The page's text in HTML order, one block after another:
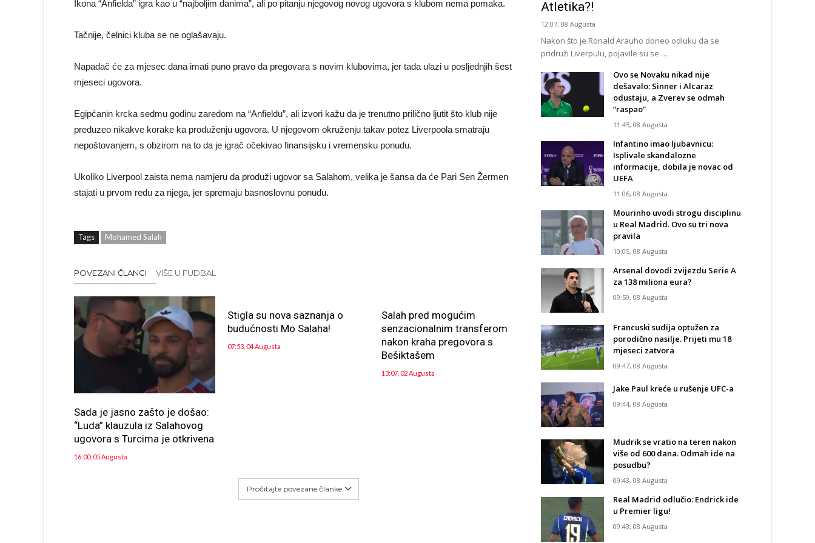
Ikona “Anfielda” igra kao u “najboljim danima”, ali po pitanju njegovog novog ugovora s klubom nema pomaka.
Tačnije, čelnici kluba se ne oglašavaju.
Napadač će za mjesec dana imati puno pravo da pregovara s novim klubovima, jer tada ulazi u posljednjih šest
mjeseci ugovora.
Egipćanin krcka sedmu godinu zaredom na “Anfieldu”, ali izvori kažu da je trenutno prilično ljutit što klub nije
preduzeo nikakve korake ka produženju ugovora. U njegovom okruženju takav potez Liverpoola smatraju
nepoštovanjem, s obzirom na to da je igrač očekivao finansijsku i vremensku ponudu.
Ukoliko Liverpool zaista nema namjeru da produži ugovor sa Salahom, velika je šansa da će Pari Sen Žermen
stajati u prvom redu za njega, jer spremaju basnoslovnu ponudu.
Tags Mohamed Salah
POVEZANI ČLANCI VIŠE U FUDBAL
Sada je jasno zašto je došao:
“Luda” klauzula iz Salahovog
ugovora s Turcima je otkrivena
16:00, 05 Augusta
Stigla su nova saznanja o
budućnosti Mo Salaha!
07:53, 04 Augusta
Salah pred mogućim
senzacionalnim transferom
nakon kraha pregovora s
Bešiktašem
13:07, 02 Augusta
Pročitajte povezane članke
Atletika?!
12:07, 08 Augusta
Nakon što je Ronald Arauho doneo odluku da se
pridruži Liverpulu, pojavile su se …
Ovo se Novaku nikad nije
dešavalo: Sinner i Alcaraz
odustaju, a Zverev se odmah
“raspao”
11:45, 08 Augusta
Infantino imao ljubavnicu:
Isplivale skandalozne
informacije, dobila je novac od
UEFA
11:06, 08 Augusta
Mourinho uvodi strogu disciplinu
u Real Madrid. Ovo su tri nova
pravila
10:05, 08 Augusta
Arsenal dovodi zvijezdu Serie A
za 138 miliona eura?
09:59, 08 Augusta
Francuski sudija optužen za
porodično nasilje. Prijeti mu 18
mjeseci zatvora
09:47, 08 Augusta
Jake Paul kreće u rušenje UFC-a
09:44, 08 Augusta
Mudrik se vratio na teren nakon
više od 600 dana. Odmah ide na
posudbu?
09:43, 08 Augusta
Real Madrid odlučio: Endrick ide
u Premier ligu!
09:43, 08 Augusta